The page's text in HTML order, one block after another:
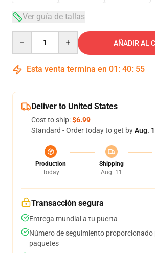
Ver guía de tallas
AÑADIR AL
Esta venta termina en 01 : 40: 54
Deliver to United States
Cost to ship:$6.99
Standard - Order today to get byAug.
Production
Today
Shipping
Aug. 11
Transacción segura
Entrega mundial a tu puerta
Número de seguimiento
paquetes